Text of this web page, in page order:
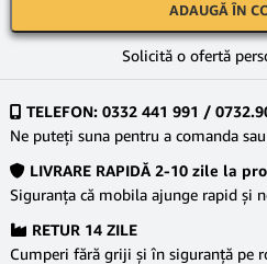
ADAUGĂ ÎN
Solicită o ofertă
TELEFON: 0332 441 991 /
Ne puteţi suna pentru a comanda
LIVRARE RAPIDĂ 2-10 zile la
Siguranţa că mobila ajunge rapid şi
RETUR 14 ZILE
Cumperi fără griji şi în siguranţă pe